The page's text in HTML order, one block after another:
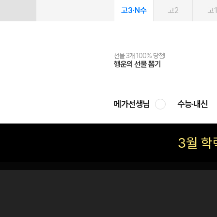
고3·N수 고2 고1
선물 3개 100% 당첨!
행운의 선물 뽑기
선물 100% 증정!
메가스터디 X 올리브
여름방학 스터디 캐시백
메가런 썸머스쿨
2027 러셀 단과
강사 공개선발
스마트러닝앱
설문 EVENT
메가패스
3일 무료 체험권
메가패스 수강생 무료혜택!
메가클럽 멤버십
사회공헌 캠페인
희망이룸 메가나눔
메가선생님 수능·내신
3월 학